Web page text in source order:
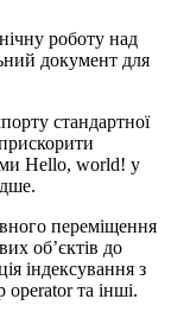
роботу над
документ для
стандартної
Hello, world! у
переміщення
об’єктів до
індексування з
та інші.